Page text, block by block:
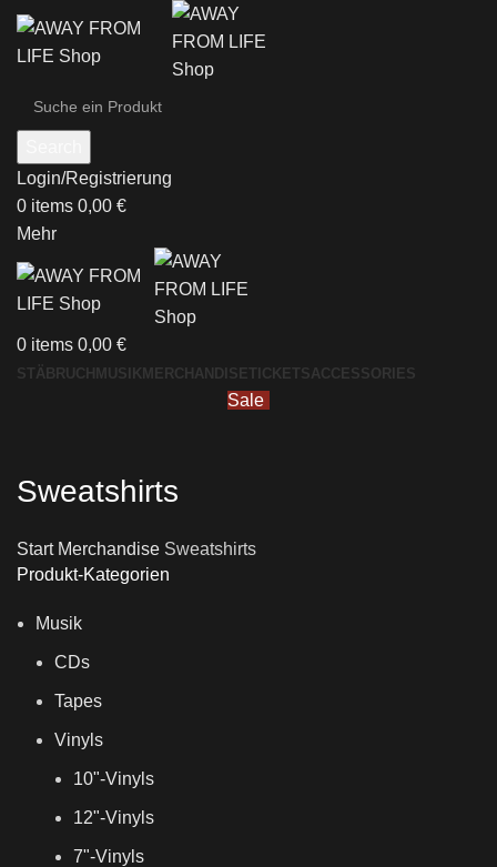
Login/Registrierung
0 items 0,00 €
Mehr
0 items 0,00 €
STÄBRUCH MUSIK MERCHANDISETICKETSACCESSORIES
Sale
Sweatshirts
Start Merchandise Sweatshirts
Produkt-Kategorien
Musik
CDs
Tapes
Vinyls
10"-Vinyls
12"-Vinyls
7"-Vinyls